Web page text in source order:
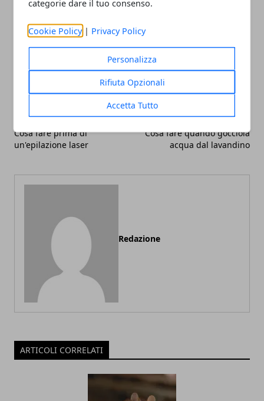
categorie dare il tuo consenso.
Cookie Policy | Privacy Policy
Personalizza
Rifiuta Opzionali
Accetta Tutto
Articolo Precedente
Cosa fare prima di
un'epilazione laser
Articolo Successivo
Cosa fare quando gocciola
acqua dal lavandino
Redazione
ARTICOLI CORRELATI